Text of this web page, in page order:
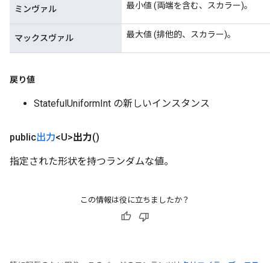
ミンヴァル 最小値 (両端を含む、スカラー)。
マックスヴァル 最大値 (排他的、スカラー)。
戻り値
StatefulUniformInt の新しいインスタンス
public出力<U>出力()
指定された形状を持つランダムな値。
この情報は役に立ちましたか？